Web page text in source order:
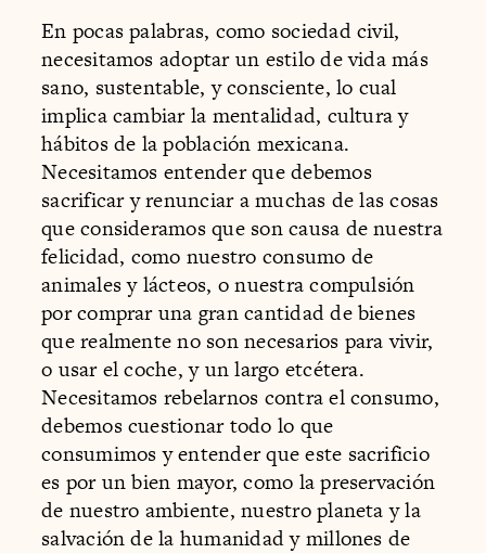
En pocas palabras, como sociedad civil,
necesitamos adoptar un estilo de vida más
sano, sustentable, y consciente, lo cual
implica cambiar la mentalidad, cultura y
hábitos de la población mexicana.
Necesitamos entender que debemos
sacrificar y renunciar a muchas de las cosas
que consideramos que son causa de nuestra
felicidad, como nuestro consumo de
animales y lácteos, o nuestra compulsión
por comprar una gran cantidad de bienes
que realmente no son necesarios para vivir,
o usar el coche, y un largo etcétera.
Necesitamos rebelarnos contra el consumo,
debemos cuestionar todo lo que
consumimos y entender que este sacrificio
es por un bien mayor, como la preservación
de nuestro ambiente, nuestro planeta y la
salvación de la humanidad y millones de